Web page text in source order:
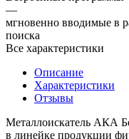
—
мгновенно вводимые в
поиска
Все характеристики
Описание
Характеристики
Отзывы
Металлоискатель АКА
в линейке продукции